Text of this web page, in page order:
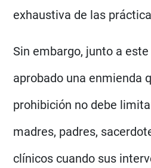
exhaustiva de las
Sin embargo, junto a
aprobado una enmienda
prohibición no debe
madres, padres,
clínicos cuando sus